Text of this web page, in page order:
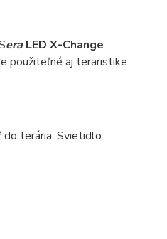
eraLED X-Change
použiteľné aj teraristike.
do terária. Svietidlo